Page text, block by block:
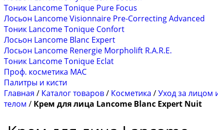
Тоник Lancome Tonique Pure Focus
Лосьон Lancome Visionnaire Pre-Correcting Advanced
Тоник Lancome Tonique Confort
Лосьон Lancome Blanc Expert
Лосьон Lancome Renergie Morpholift R.A.R.E.
Тоник Lancome Tonique Eclat
Проф. косметика MAC
Палитры и кисти
Главная / Каталог товаров/ Косметика /Уход за лицом
телом / Крем для лица Lancome Blanc Expert Nuit